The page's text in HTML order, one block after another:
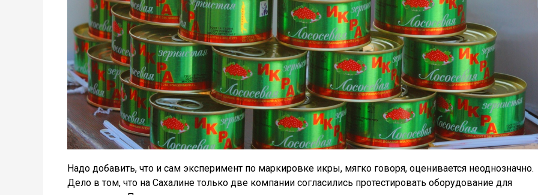
Надо добавить, что и сам эксперимент по маркировке икры, мягко говоря, оценивается неоднозначно.
Дело в том, что на Сахалине только две компании согласились протестировать оборудование для